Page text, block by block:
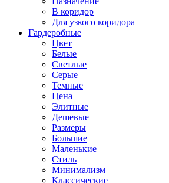
В коридор
Для узкого коридора
Гардеробные
Цвет
Белые
Светлые
Серые
Темные
Цена
Элитные
Дешевые
Размеры
Большие
Маленькие
Стиль
Минимализм
Классические